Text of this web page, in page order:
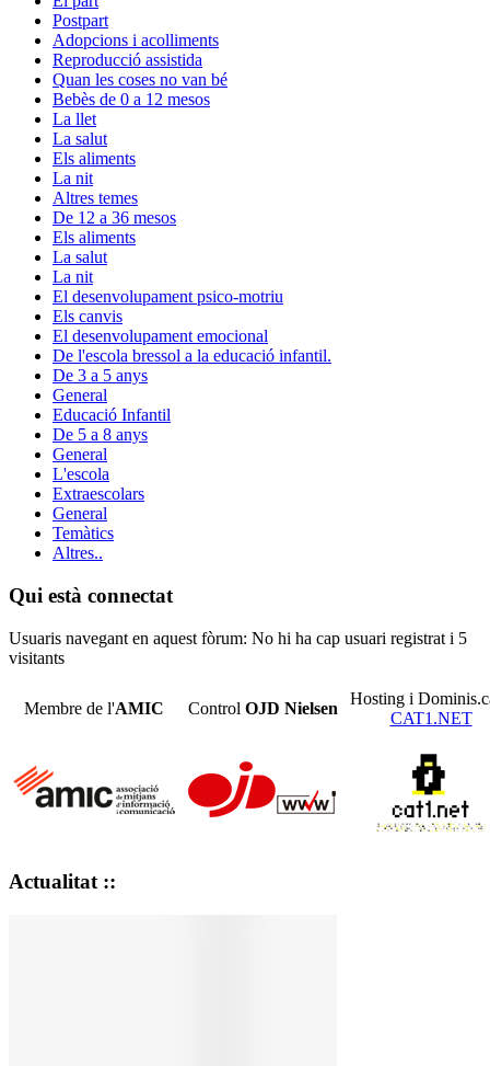
Postpart
Adopcions i acolliments
Reproducció assistida
Quan les coses no van bé
Bebès de 0 a 12 mesos
La llet
La salut
Els aliments
La nit
Altres temes
De 12 a 36 mesos
Els aliments
La salut
La nit
El desenvolupament psico-motriu
Els canvis
El desenvolupament emocional
De l'escola bressol a la educació infantil.
De 3 a 5 anys
General
Educació Infantil
De 5 a 8 anys
General
L'escola
Extraescolars
General
Temàtics
Altres..
Qui està connectat
Usuaris navegant en aquest fòrum: No hi ha cap usuari registrat i 5
visitants
Membre de l'AMIC Control OJD Nielsen
Hosting i
CAT1.NET
Actualitat ::